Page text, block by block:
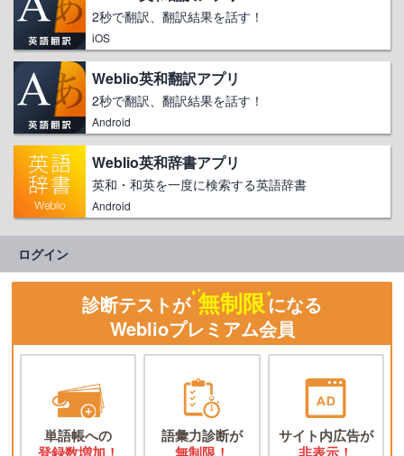
2秒で翻訳、翻訳結果を話す！
iOS
Weblio英和翻訳アプリ
2秒で翻訳、翻訳結果を話す！
Android
Weblio英和辞書アプリ
英和・和英を一度に検索する英語辞書
Android
ログイン
診断テストが 無制限になる
Weblioプレミアム会員
単語帳への
語彙力診断が
サイト内広告が